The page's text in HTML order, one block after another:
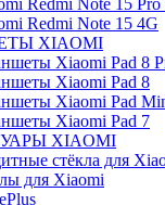
Redmi Note 15 4G
XIAOMI
Xiaomi Pad 8
Xiaomi Pad 8
Xiaomi Pad
Xiaomi Pad 7
XIAOMI
стёкла для
для Xiaomi